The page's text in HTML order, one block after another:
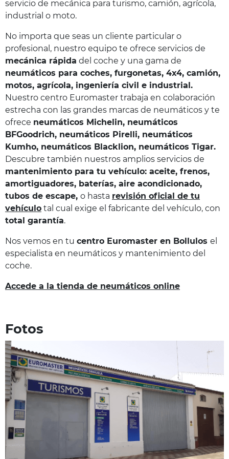
servicio de mecánica para turismo, camión, agrícola,
industrial o moto.
No importa que seas un cliente particular o
profesional, nuestro equipo te ofrece servicios de
mecánica rápida del coche y una gama de
neumáticos para coches, furgonetas, 4x4, camión,
motos, agrícola, ingeniería civil e industrial.
Nuestro centro Euromaster trabaja en colaboración
estrecha con las grandes marcas de neumáticos y te
ofrece neumáticos Michelin, neumáticos
BFGoodrich, neumáticos Pirelli, neumáticos
Kumho, neumáticos Blacklion, neumáticos Tigar.
Descubre también nuestros amplios servicios de
mantenimiento para tu vehículo: aceite, frenos,
amortiguadores, baterías, aire acondicionado,
tubos de escape, o hasta revisión oficial de tu
vehículo tal cual exige el fabricante del vehículo, con
total garantía.
Nos vemos en tu centro Euromaster en Bollulos el
especialista en neumáticos y mantenimiento del
coche.
Accede a la tienda de neumáticos online
Fotos